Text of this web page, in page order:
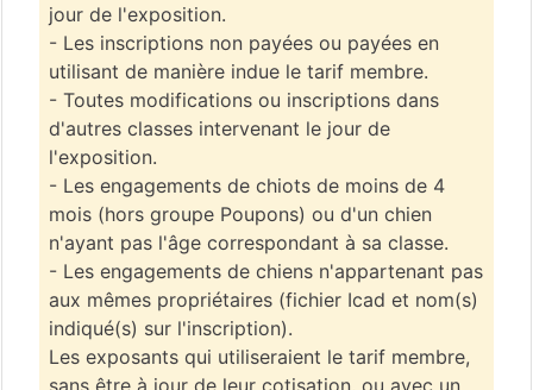
jour de l'exposition.
- Les inscriptions non payées ou payées en
utilisant de manière indue le tarif membre.
- Toutes modifications ou inscriptions dans
d'autres classes intervenant le jour de
l'exposition.
- Les engagements de chiots de moins de 4
mois (hors groupe Poupons) ou d'un chien
n'ayant pas l'âge correspondant à sa classe.
- Les engagements de chiens n'appartenant pas
aux mêmes propriétaires (fichier Icad et nom(s)
indiqué(s) sur l'inscription).
Les exposants qui utiliseraient le tarif membre,